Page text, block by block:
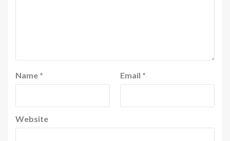
Name * Email *
Website